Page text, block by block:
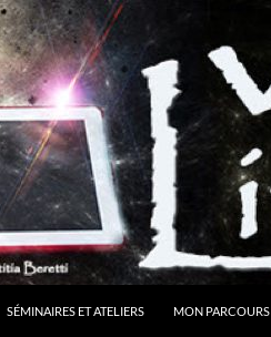
SÉMINAIRES ET ATELIERS MON PARCOURS